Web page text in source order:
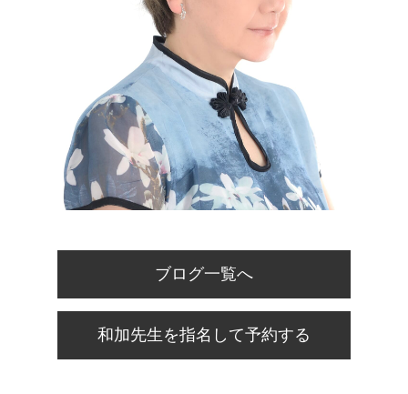
ブログ一覧へ
和加先生を指名して予約する